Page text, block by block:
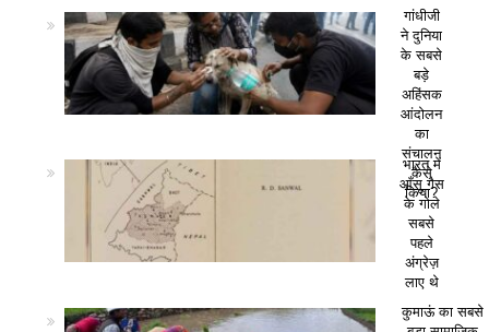
गांधीजी
ने दुनिया
के सबसे
बड़े
अहिंसक
आंदोलन
का
संचालन
कैसे
किया?
भारत में
आँसू गैस
के गोले
सबसे
पहले
अंग्रेज़
लाए थे
कुमाऊं का सबसे